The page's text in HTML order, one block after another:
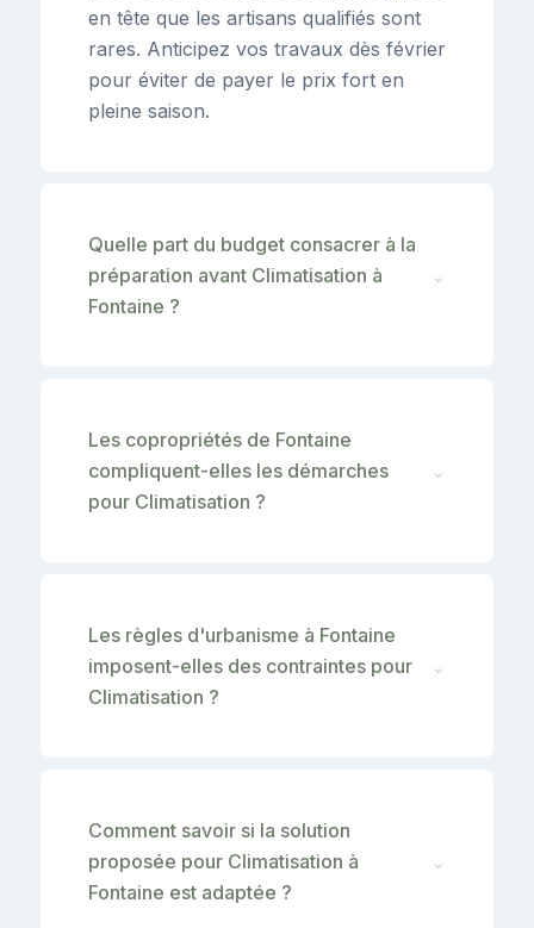
en tête que les artisans qualifiés sont
rares. Anticipez vos travaux dès février
pour éviter de payer le prix fort en
pleine saison.
Quelle part du budget consacrer à la
préparation avant Climatisation à
Fontaine ?
⌄
Les copropriétés de Fontaine
compliquent-elles les démarches
pour Climatisation ?
⌄
Les règles d'urbanisme à Fontaine
imposent-elles des contraintes pour
Climatisation ?
⌄
Comment savoir si la solution
proposée pour Climatisation à
Fontaine est adaptée ?
⌄